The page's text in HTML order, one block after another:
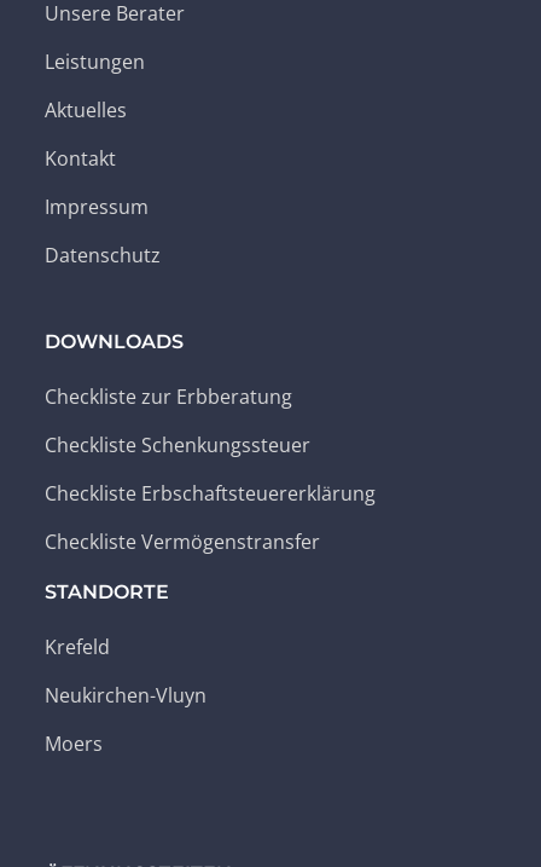
Unsere Berater
Leistungen
Aktuelles
Kontakt
Impressum
Datenschutz
DOWNLOADS
Checkliste zur Erbberatung
Checkliste Schenkungssteuer
Checkliste Erbschaftsteuererklärung
Checkliste Vermögenstransfer
STANDORTE
Krefeld
Neukirchen-Vluyn
Moers